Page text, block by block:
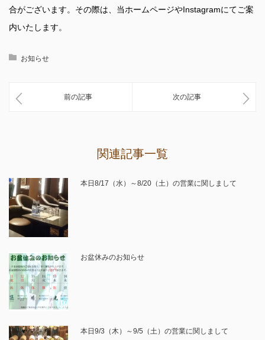
合がございます。その際は、当ホームページやInstagramにてご案
内いたします。
お知らせ
前の記事 次の記事
関連記事一覧
本日8/17（水）～8/20（土）の営業に関しまして
お盆休みのお知らせ
本日9/3（木）～9/5（土）の営業に関しまして